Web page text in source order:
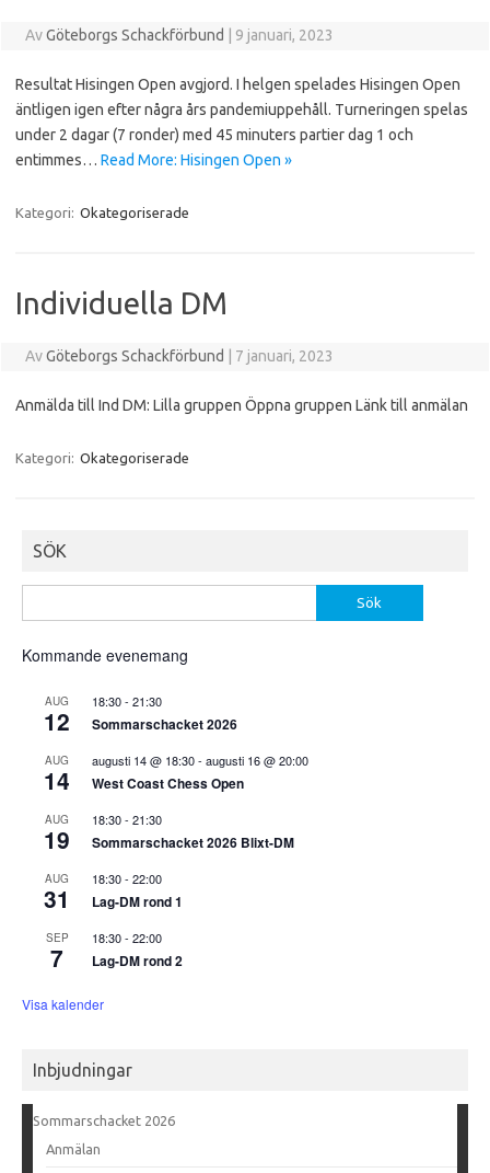
AvGöteborgs Schackförbund 9 januari, 2023
Resultat Hisingen Open avgjord. I helgen spelades Hisingen Open
äntligen igen efter några års pandemiuppehåll. Turneringen spelas
under 2 dagar (7 ronder) med 45 minuters partier dag 1 och
entimmes… Read More: Hisingen Open »
Kategori: Okategoriserade
Individuella DM
AvGöteborgs Schackförbund 7 januari, 2023
Anmälda till Ind DM: Lilla gruppen Öppna gruppen Länk till anmälan
Kategori: Okategoriserade
SÖK
efter:
Kommande evenemang
AUG
12
18:30- 21:30
Sommarschacket 2026
AUG
14
augusti 14 @ 18:30- augusti 16 @ 20:00
West Coast Chess Open
AUG
19
18:30- 21:30
Sommarschacket 2026 Blixt-DM
AUG
31
18:30- 22:00
Lag-DM rond 1
SEP
7
18:30- 22:00
Lag-DM rond 2
Visa kalender
Inbjudningar
Sommarschacket 2026
Anmälan